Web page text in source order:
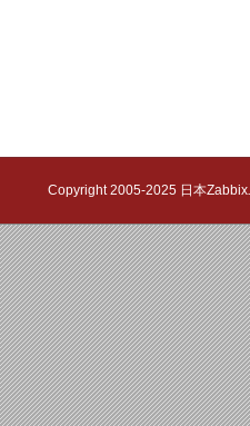
Copyright 2005-2025 日本